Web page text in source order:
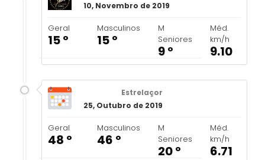
10, Novembro de 2019
Geral
15 º
Masculinos
15 º
M
Seniores
9 º
Méd.
km/h
9.10
Estrelaçor
25, Outubro de 2019
Geral
48 º
Masculinos
46 º
M
Seniores
20 º
Méd.
km/h
6.71